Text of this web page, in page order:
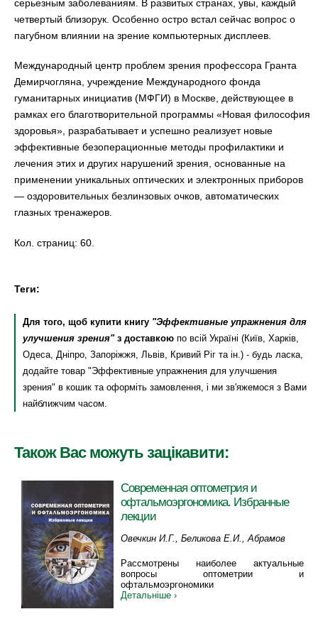
серьезным заболеваниям. В развитых странах, увы, каждый
четвертый близорук. Особенно остро встал сейчас вопрос о
пагубном влиянии на зрение компьютерных дисплеев.
Международный центр проблем зрения профессора Гранта
Демирчогляна, учреждение Международного фонда
гуманитарных инициатив (МФГИ) в Москве, действующее в
рамках его благотворительной программы «Новая философия
здоровья», разрабатывает и успешно реализует новые
эффективные безоперационные методы профилактики и
лечения этих и других нарушений зрения, основанные на
применении уникальных оптических и электронных приборов
— оздоровительных безлинзовых очков, автоматических
глазных тренажеров.
Кол. страниц: 60.
Теги:
Для того, щоб купити книгу "Эффективные упражнения для
улучшения зрения"з доставкою по всій Україні (Київ, Харків,
Одеса, Дніпро, Запоріжжя, Львів, Кривий Ріг та ін.) - будь ласка,
додайте товар "Эффективные упражнения для улучшения
зрения" в кошик та оформіть замовлення, і ми зв'яжемося з Вами
найближчим часом.
Також Вас можуть зацікавити:
Современная оптометрия и
офтальмоэргономика. Избранные
лекции
Овечкин И.Г., Беликова Е.И., Абрамов
Рассмотрены наиболее актуальные
вопросы оптометрии и
офтальмоэргономики
Детальніше ›